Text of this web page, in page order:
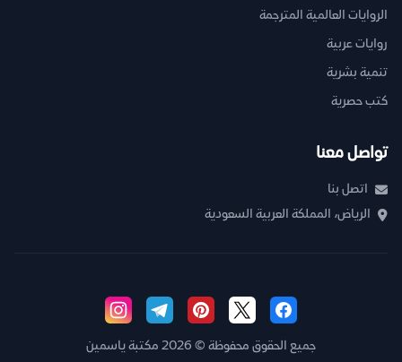
الروايات العالمية المترجمة
روايات عربية
تنمية بشرية
كتب حصرية
تواصل معنا
اتصل بنا
الرياض، المملكة العربية السعودية
جميع الحقوق محفوظة © 2026 مكتبة ياسمين